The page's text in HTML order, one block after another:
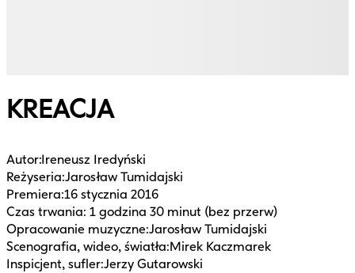
KREACJA
Autor:Ireneusz Iredyński
Reżyseria:Jarosław Tumidajski
Premiera:16 stycznia 2016
Czas trwania: 1 godzina 30 minut (bez przerw)
Opracowanie muzyczne:Jarosław Tumidajski
Scenografia, wideo, światła:Mirek Kaczmarek
Inspicjent, sufler:Jerzy Gutarowski